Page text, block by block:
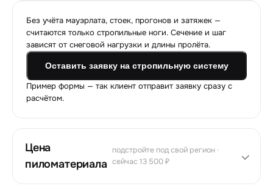
Без учёта мауэрлата, стоек, прогонов и затяжек —
считаются только стропильные ноги. Сечение и шаг
зависят от снеговой нагрузки и длины пролёта.
Оставить заявку на стропильную систему
Пример формы — так клиент отправит заявку сразу с
расчётом.
Цена
пиломатериала
подстройте под свой регион ·
сейчас 13 500 ₽